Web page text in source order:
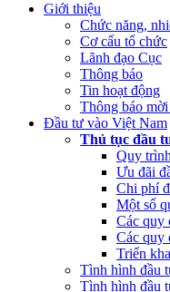
Giới thiệu
Chức năng,
Cơ cấu tổ chức
Lãnh đạo Cục
Thông báo
Tin hoạt động
Thông báo mời
Đầu tư vào Việt Nam
Thủ tục đầu
Quy
Ưu đãi
Chi phí
Một số
Các quy
Các quy
Triển
Tình hình đầu
Tình hình đầu